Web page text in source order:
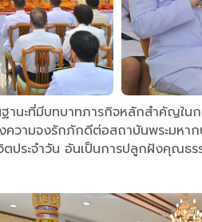
นะที่มีบทบาทภารกิจหลักสำคัญใ
ามจงรักภักดีต่อสถาบันพระมหา
ตประจำวัน อันเป็นการปลูกฝังคุ